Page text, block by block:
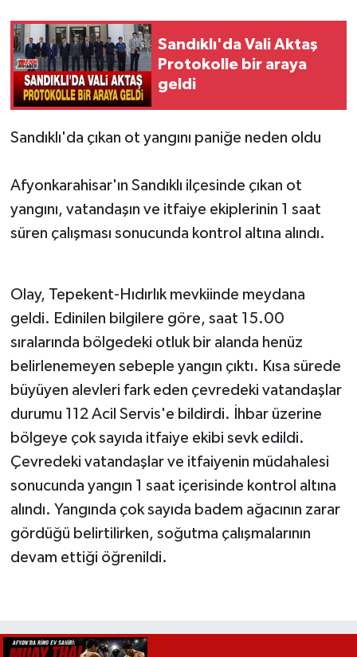
Sandıklı'da Vali Aktaş
Protokolle bir araya
geldi
Sandıklı'da çıkan ot yangını paniğe neden oldu
Afyonkarahisar'ın Sandıklı ilçesinde çıkan ot
yangını, vatandaşın ve itfaiye ekiplerinin 1 saat
süren çalışması sonucunda kontrol altına alındı.
Olay, Tepekent-Hıdırlık mevkiinde meydana
geldi. Edinilen bilgilere göre, saat 15.00
sıralarında bölgedeki otluk bir alanda henüz
belirlenemeyen sebeple yangın çıktı. Kısa sürede
büyüyen alevleri fark eden çevredeki vatandaşlar
durumu 112 Acil Servis'e bildirdi. İhbar üzerine
bölgeye çok sayıda itfaiye ekibi sevk edildi.
Çevredeki vatandaşlar ve itfaiyenin müdahalesi
sonucunda yangın 1 saat içerisinde kontrol altına
alındı. Yangında çok sayıda badem ağacının zarar
gördüğü belirtilirken, soğutma çalışmalarının
devam ettiği öğrenildi.